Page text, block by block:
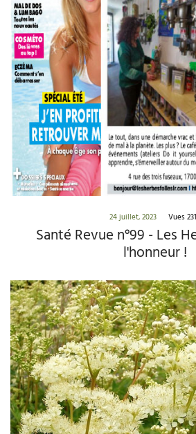
24 juillet, 2023 Vues
Santé Revue n°99 - Les
l'honneur !